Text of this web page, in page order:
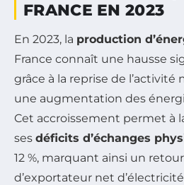
FRANCE EN 2023
En 2023, la production
France connaît une hausse
grâce à la reprise de l’activité
une augmentation des
Cet accroissement permet à
ses déficits d’échanges
12 %, marquant ainsi un
d’exportateur net